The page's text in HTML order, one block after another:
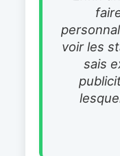
voir les
sais